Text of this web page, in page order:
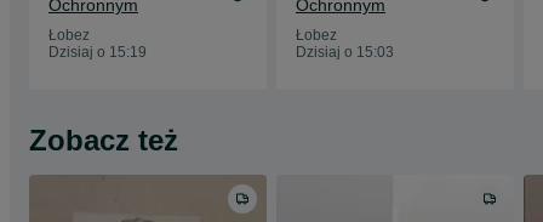
Ochronnym
Łobez
Dzisiaj o 15:19
Ochronnym
Łobez
Dzisiaj o 15:03
Zobacz też